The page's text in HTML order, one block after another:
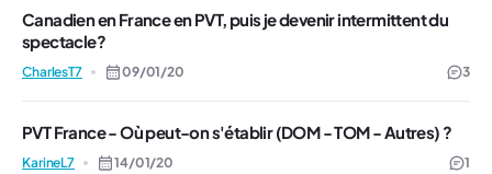
Canadien en France en PVT, puis je devenir intermittent du
spectacle?
CharlesT7 09/01/20 3
PVT France - Où peut-on s'établir (DOM - TOM - Autres) ?
KarineL7 14/01/20 1